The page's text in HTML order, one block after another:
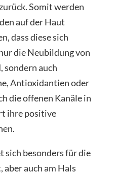
Somit werden
auf der Haut
dass diese sich
die Neubildung von
sondern auch
Antioxidantien oder
die offenen Kanäle in
ihre positive
sich besonders für die
auch am Hals